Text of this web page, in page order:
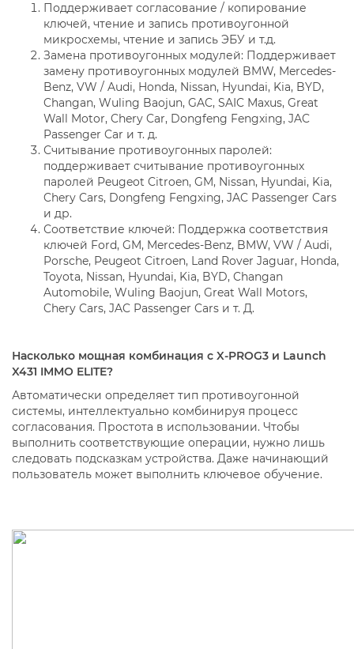
Поддерживает согласование / копирование
ключей, чтение и запись противоугонной
микросхемы, чтение и запись ЭБУ и т.д.
Замена противоугонных модулей: Поддерживает
замену противоугонных модулей BMW, Mercedes-
Benz, VW / Audi, Honda, Nissan, Hyundai, Kia, BYD,
Changan, Wuling Baojun, GAC, SAIC Maxus, Great
Wall Motor, Chery Car, Dongfeng Fengxing, JAC
Passenger Car и т. д.
Считывание противоугонных паролей:
поддерживает считывание противоугонных
паролей Peugeot Citroen, GM, Nissan, Hyundai, Kia,
Chery Cars, Dongfeng Fengxing, JAC Passenger Cars
и др.
Соответствие ключей: Поддержка соответствия
ключей Ford, GM, Mercedes-Benz, BMW, VW / Audi,
Porsche, Peugeot Citroen, Land Rover Jaguar, Honda,
Toyota, Nissan, Hyundai, Kia, BYD, Changan
Automobile, Wuling Baojun, Great Wall Motors,
Chery Cars, JAC Passenger Cars и т. Д.
Насколько мощная комбинация с X-PROG3 и Launch
X431 IMMO ELITE?
Автоматически определяет тип противоугонной
системы, интеллектуально комбинируя процесс
согласования. Простота в использовании. Чтобы
выполнить соответствующие операции, нужно лишь
следовать подсказкам устройства. Даже начинающий
пользователь может выполнить ключевое обучение.